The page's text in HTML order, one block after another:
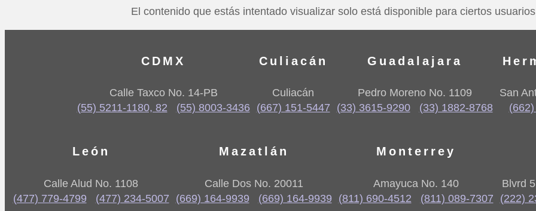
El contenido que estás intentado visualizar solo está disponible para ciertos
CDMX
Calle Taxco No. 14-PB
(55) 5211-1180, 82
(55) 8003-3436
Culiacán
Culiacán
(667) 151-5447
Guadalajara
Pedro Moreno No. 1109
(33) 3615-9290
(33) 1882-8768
San
León
Calle Alud No. 1108
(477) 779-4799
(477) 234-5007
Mazatlán
Calle Dos No. 20011
(669) 164-9939
(669) 164-9939
Monterrey
Amayuca No. 140
(811) 690-4512
(811) 089-7307
Blvrd
(222)